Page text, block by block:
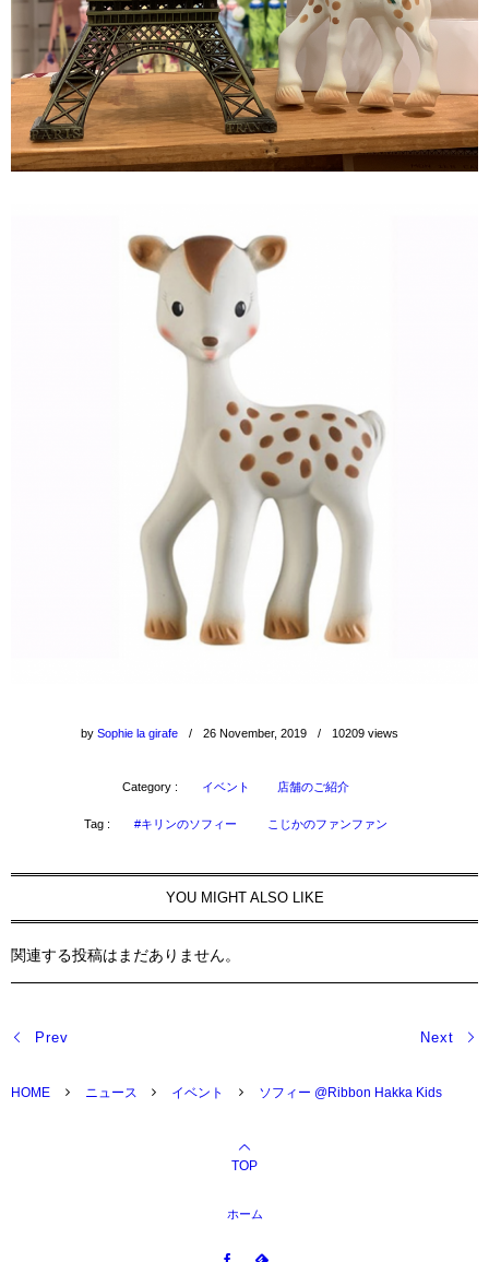
by Sophie la girafe 26 November, 2019 10209views
Category : イベント 店舗のご紹介
Tag : #キリンのソフィー こじかのファンファン
YOU MIGHT ALSO LIKE
関連する投稿はまだありません。
Prev Next
HOME ニュース イベント ソフィー @Ribbon Hakka Kids
TOP
ホーム